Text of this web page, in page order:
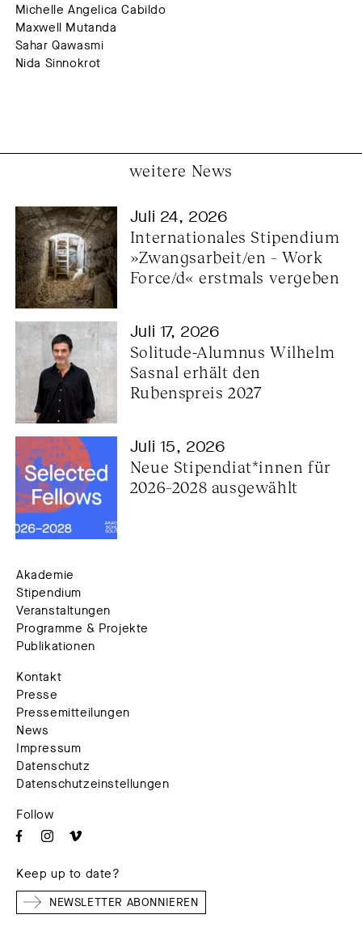
Michelle Angelica Cabildo
Maxwell Mutanda
Sahar Qawasmi
Nida Sinnokrot
weitere News
Juli 24, 2026
Internationales Stipendium
»Zwangsarbeit/en – Work
Force/d« erstmals vergeben
Juli 17, 2026
Solitude-Alumnus Wilhelm
Sasnal erhält den
Rubenspreis 2027
Juli 15, 2026
Neue Stipendiat*innen für
2026–2028 ausgewählt
Akademie
Stipendium
Veranstaltungen
Programme & Projekte
Publikationen
Kontakt
Presse
Pressemitteilungen
News
Impressum
Datenschutz
Datenschutzeinstellungen
Follow
Keep up to date?
NEWSLETTER ABONNIEREN